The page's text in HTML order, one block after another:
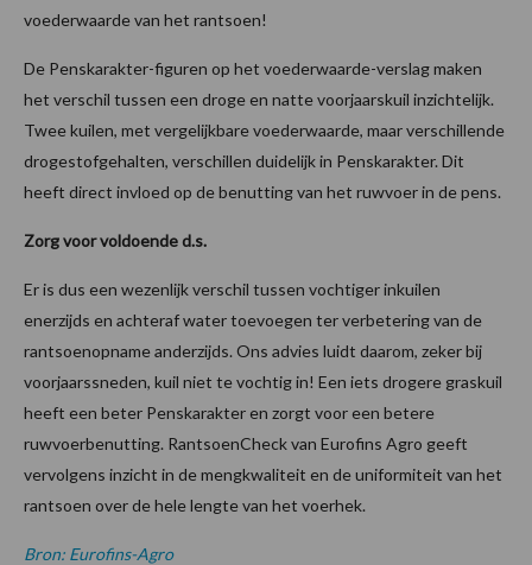
voederwaarde van het rantsoen!
De Penskarakter-figuren op het voederwaarde-verslag maken
het verschil tussen een droge en natte voorjaarskuil inzichtelijk.
Twee kuilen, met vergelijkbare voederwaarde, maar verschillende
drogestofgehalten, verschillen duidelijk in Penskarakter. Dit
heeft direct invloed op de benutting van het ruwvoer in de pens.
Zorg voor voldoende d.s.
Er is dus een wezenlijk verschil tussen vochtiger inkuilen
enerzijds en achteraf water toevoegen ter verbetering van de
rantsoenopname anderzijds. Ons advies luidt daarom, zeker bij
voorjaarssneden, kuil niet te vochtig in! Een iets drogere graskuil
heeft een beter Penskarakter en zorgt voor een betere
ruwvoerbenutting. RantsoenCheck van Eurofins Agro geeft
vervolgens inzicht in de mengkwaliteit en de uniformiteit van het
rantsoen over de hele lengte van het voerhek.
Bron: Eurofins-Agro